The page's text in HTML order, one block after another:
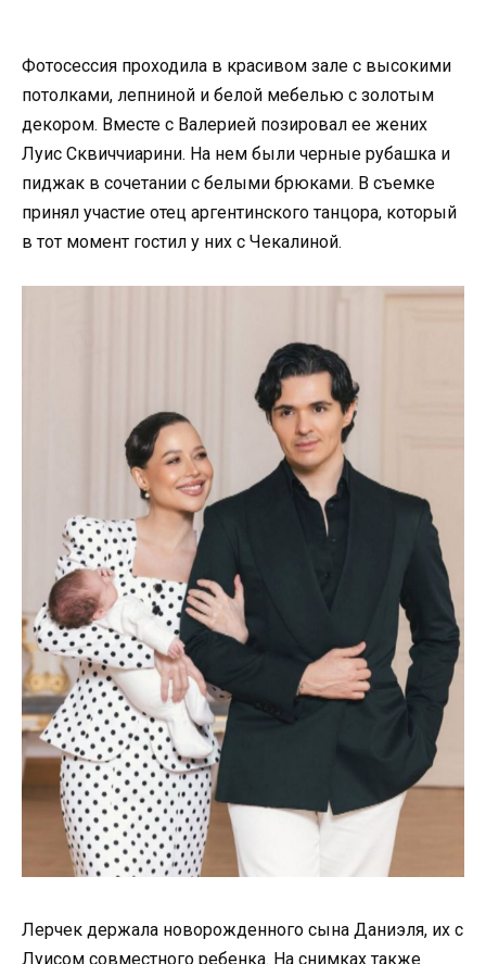
Фотосессия проходила в красивом зале с высокими
потолками, лепниной и белой мебелью с золотым
декором. Вместе с Валерией позировал ее жених
Луис Сквиччиарини. На нем были черные рубашка и
пиджак в сочетании с белыми брюками. В съемке
принял участие отец аргентинского танцора, который
в тот момент гостил у них с Чекалиной.
Лерчек держала новорожденного сына Даниэля, их с
Луисом совместного ребенка. На снимках также